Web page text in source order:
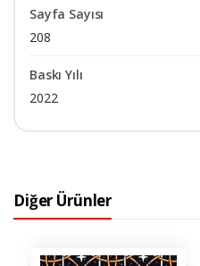
Sayfa Sayısı
208
Baskı Yılı
2022
Diğer Ürünler